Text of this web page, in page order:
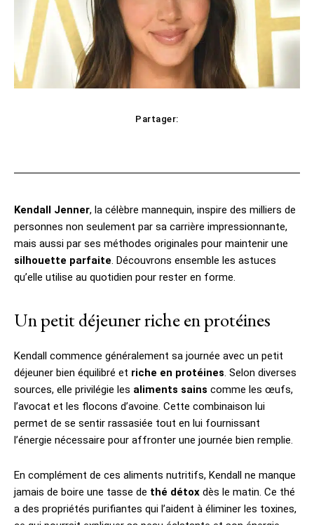
Partager:
Kendall Jenner, la célèbre mannequin, inspire des milliers de
personnes non seulement par sa carrière impressionnante,
mais aussi par ses méthodes originales pour maintenir une
silhouette parfaite. Découvrons ensemble les astuces
qu’elle utilise au quotidien pour rester en forme.
Un petit déjeuner riche en protéines
Kendall commence généralement sa journée avec un petit
déjeuner bien équilibré et riche en protéines. Selon diverses
sources, elle privilégie les aliments sains comme les œufs,
l’avocat et les flocons d’avoine. Cette combinaison lui
permet de se sentir rassasiée tout en lui fournissant
l’énergie nécessaire pour affronter une journée bien remplie.
En complément de ces aliments nutritifs, Kendall ne manque
jamais de boire une tasse de thé détox dès le matin. Ce thé
a des propriétés purifiantes qui l’aident à éliminer les toxines,